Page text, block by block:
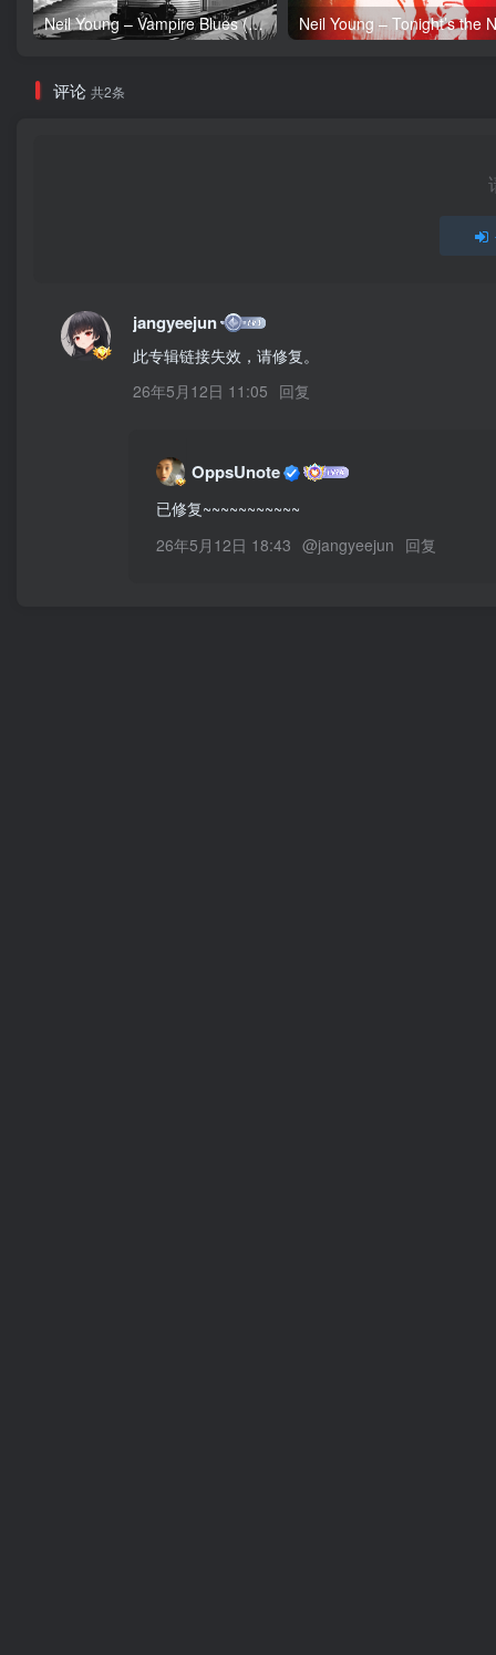
Neil Young – Vampire Blues (Live) – Single(054391239303)【24bit／96.0kHz】土耳其区
评论 共2条
jangyeejun
此专辑链接失效，请修复。
26年5月12日 11:05 回复
OppsUnote
已修复~~~~~~~~~~~
26年5月12日 18:43 @jangyeejun 回复